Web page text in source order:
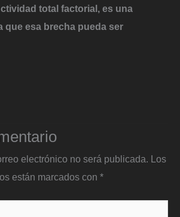
total factorial, es una
que esa brecha pueda ser
electrónico no será publicada. Los
están marcados con *